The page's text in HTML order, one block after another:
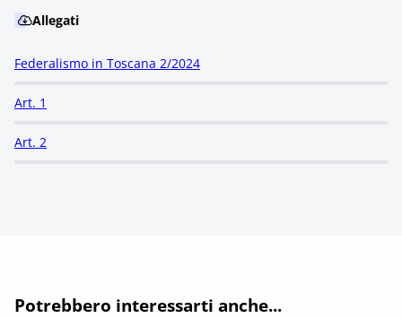
Allegati
Federalismo in Toscana 2/2024
Art. 1
Art. 2
Potrebbero interessarti anche...